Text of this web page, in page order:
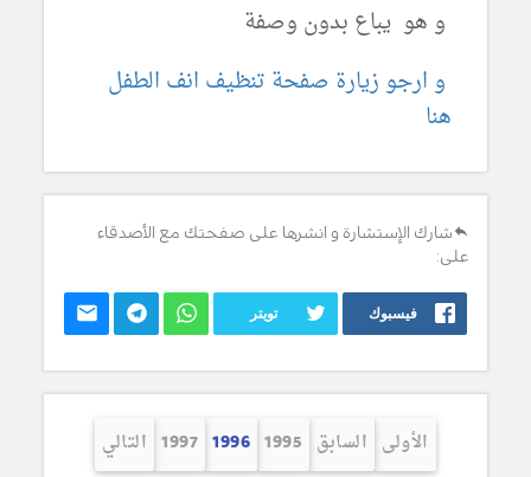
و هو يباع بدون وصفة
و ارجو زيارة صفحة تنظيف انف الطفل
هنا
شارك الإستشارة و انشرها على صفحتك مع الأصدقاء
على:
فيسبوك تويتر
الأولى السابق 1995
1996
1997 التالي